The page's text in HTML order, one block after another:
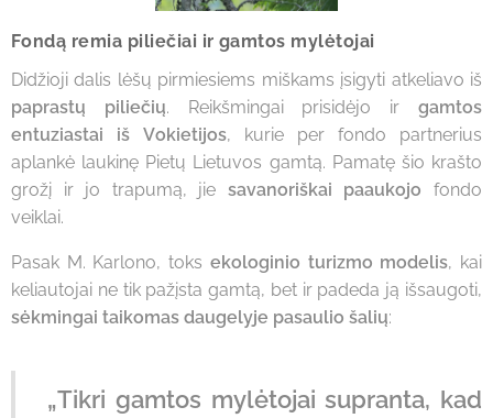
Fondą remia piliečiai ir gamtos mylėtojai
Didžioji dalis lėšų pirmiesiems miškams įsigyti atkeliavo iš
paprastų piliečių. Reikšmingai prisidėjo irgamtos
entuziastai iš Vokietijos, kurie per fondo partnerius
aplankė laukinę Pietų Lietuvos gamtą. Pamatę šio krašto
grožį ir jo trapumą, jie savanoriškai paaukojo fondo
veiklai.
Pasak M. Karlono, toks ekologinio turizmo modelis, kai
keliautojai ne tik pažįsta gamtą, bet ir padeda ją išsaugoti,
sėkmingai taikomas daugelyje pasaulio šalių:
„Tikri gamtos mylėtojai supranta, kad